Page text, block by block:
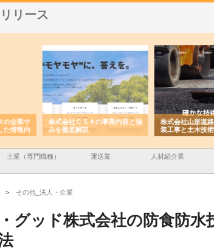
リース
内容と強
株式会社山形道路が手がける舗
装工事と土木技術の全容
ホクシン設備
る給排水空調
績と強み
士業（専門職種） 運送業 人材紹介業
> その他_法人・企業
グッド株式会社の防食防水